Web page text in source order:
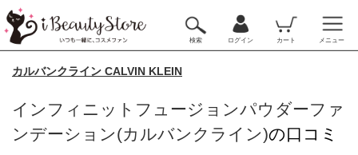
検索 ログイン カート メニュー
カルバンクライン CALVIN KLEIN
インフィニットフュージョンパウダーファ
ンデーション(カルバンクライン)の口コミ